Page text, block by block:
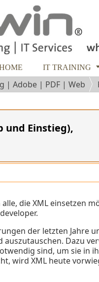
IT TRAINING
| Adobe | PDF | Web
und Einstieg),
die XML einsetzen
der letzten Jahre
Dazu
sind, um sie in
wird XML heute